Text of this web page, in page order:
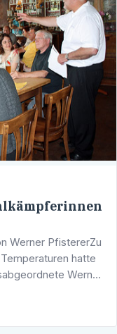
Werner PfistererZu
hatte
Werner